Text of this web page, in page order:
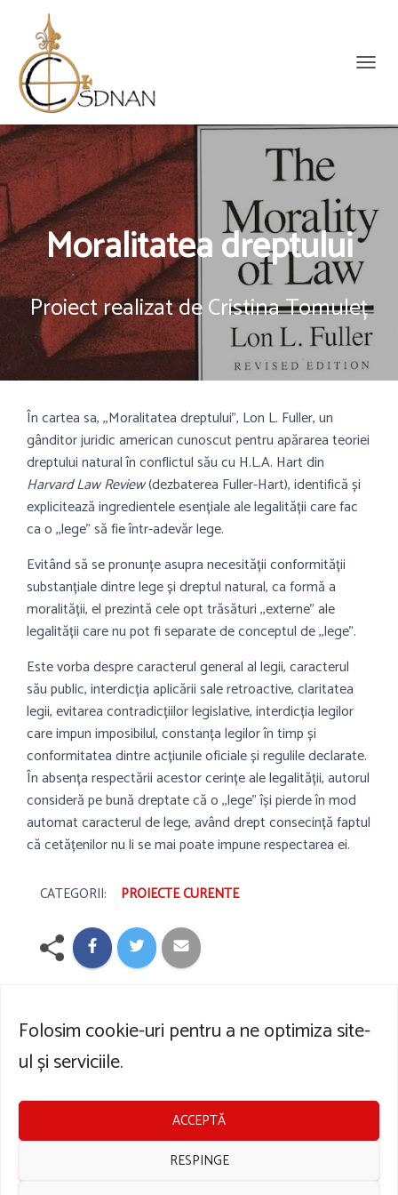
Folosim cookie-uri pentru a ne optimiza site-
ul și serviciile.
ACCEPTĂ
RESPINGE
U
A
V
I
R
E
A
Moralitatea dreptului
Proiect realizat deCristina Tomuleț
În cartea sa, ,,Moralitatea dreptului”, Lon L. Fuller, un
gânditor juridic american cunoscut pentru apărarea teoriei
dreptului natural în conflictul său cu H.L.A. Hart din
Harvard Law Review(dezbaterea Fuller-Hart), identifică și
explicitează ingredientele esențiale ale legalității care fac
ca o ,,lege” să fie într-adevăr lege.
Evitând să se pronunțe asupra necesității conformității
substanțiale dintre lege și dreptul natural, ca formă a
moralității, el prezintă cele opt trăsături ,,externe” ale
legalității care nu pot fi separate de conceptul de ,,lege”.
Este vorba despre caracterul general al legii, caracterul
său public, interdicția aplicării sale retroactive, claritatea
legii, evitarea contradicțiilor legislative, interdicția legilor
care impun imposibilul, constanța legilor în timp și
conformitatea dintre acțiunile oficiale și regulile declarate.
În absența respectării acestor cerințe ale legalității, autorul
consideră pe bună dreptate că o ,,lege” își pierde în mod
automat caracterul de lege, având drept consecință faptul
că cetățenilor nu li se mai poate impune respectarea ei.
CATEGORII: PROIECTE CURENTE
Contact
Palatul Facultății de Drept,
Bd. Mihail Kogălniceanu 36-
Politică cookie-uri
Termeni și condiții